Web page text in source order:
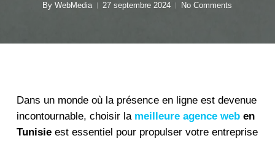
By WebMedia 27 septembre 2024 No Comments
Dans un monde où la présence en ligne est devenue
incontournable, choisir la meilleure agence weben
Tunisieest essentiel pour propulser votre entreprise